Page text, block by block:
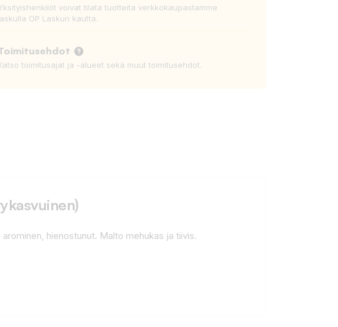
voivat tilata tuotteita verkkokaupastamme
OP Laskun kautta.
toimitusajat ja -alueet sekä muut toimitusehdot.
hienostunut. Malto mehukas ja tiivis.